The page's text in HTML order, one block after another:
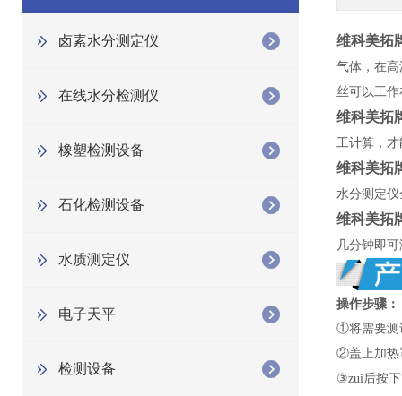
卤素水分测定仪
在线水分检测仪
橡塑检测设备
石化检测设备
水质测定仪
电子天平
检测设备
维科美拓
气体，在
丝可以工
维科美拓
工计算，
维科美拓
水分测定
维科美拓
几分钟即
操作步骤：
①将需要测
②盖上加热
③zui后按下